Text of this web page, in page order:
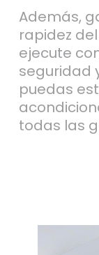
Además,
rapidez
ejecute
seguridad
puedas
todas las